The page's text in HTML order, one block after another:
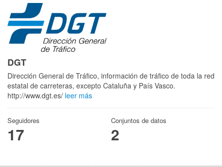
DGT
Dirección General de Tráfico, información de tráfico de toda la red
estatal de carreteras, excepto Cataluña y País Vasco.
http://www.dgt.es/ leer más
Seguidores
17
Conjuntos de datos
2